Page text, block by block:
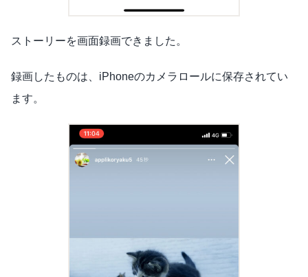
ストーリーを画面録画できました。
録画したものは、iPhoneのカメラロールに保存されてい
ます。